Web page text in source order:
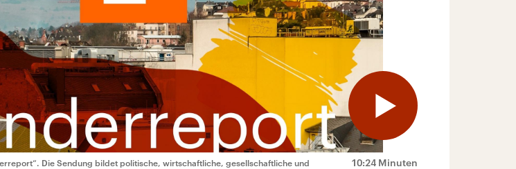
10:24 Minuten
Die Sendung bildet politische, wirtschaftliche, gesellschaftliche und